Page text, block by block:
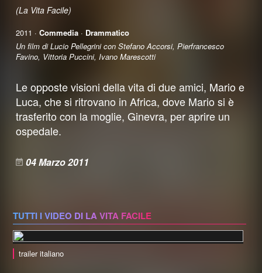
(La Vita Facile)
2011 · Commedia· Drammatico
Un film di Lucio Pellegrini con Stefano Accorsi, Pierfrancesco
Favino, Vittoria Puccini, Ivano Marescotti
Le opposte visioni della vita di due amici, Mario e
Luca, che si ritrovano in Africa, dove Mario si è
trasferito con la moglie, Ginevra, per aprire un
ospedale.
04 Marzo 2011
TUTTI I VIDEO DI LA VITA FACILE
trailer italiano